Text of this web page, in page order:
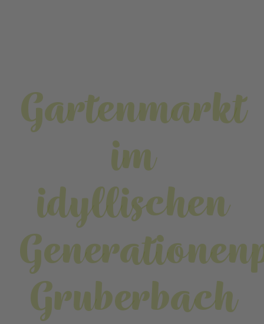
Gartenmarkt
im
idyllischen
Gruberbach